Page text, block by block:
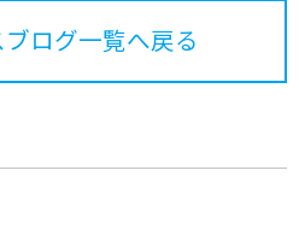
ログ一覧へ戻る